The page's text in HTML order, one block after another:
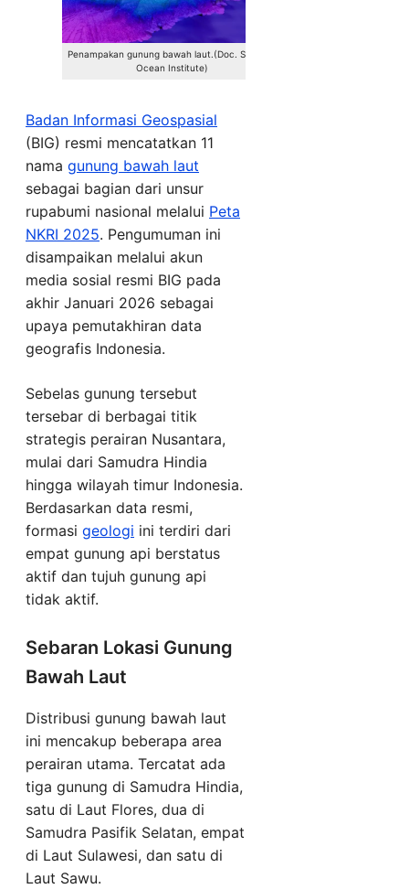
Penampakan gunung bawah laut.(Doc. Schmidt
Ocean Institute)
Badan Informasi Geospasial
(BIG) resmi mencatatkan 11
nama gunung bawah laut
sebagai bagian dari unsur
rupabumi nasional melalui Peta
NKRI 2025. Pengumuman ini
disampaikan melalui akun
media sosial resmi BIG pada
akhir Januari 2026 sebagai
upaya pemutakhiran data
geografis Indonesia.
Sebelas gunung tersebut
tersebar di berbagai titik
strategis perairan Nusantara,
mulai dari Samudra Hindia
hingga wilayah timur Indonesia.
Berdasarkan data resmi,
formasi geologi ini terdiri dari
empat gunung api berstatus
aktif dan tujuh gunung api
tidak aktif.
Sebaran Lokasi Gunung
Bawah Laut
Distribusi gunung bawah laut
ini mencakup beberapa area
perairan utama. Tercatat ada
tiga gunung di Samudra Hindia,
satu di Laut Flores, dua di
Samudra Pasifik Selatan, empat
di Laut Sulawesi, dan satu di
Laut Sawu.